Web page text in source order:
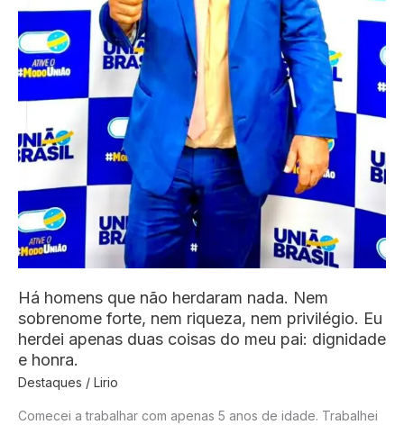
Há homens que não herdaram nada. Nem
sobrenome forte, nem riqueza, nem privilégio. Eu
herdei apenas duas coisas do meu pai: dignidade
e honra.
Destaques / Lirio
Comecei a trabalhar com apenas 5 anos de idade. Trabalhei